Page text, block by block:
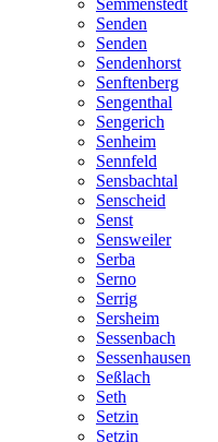
Senden
Senden
Sendenhorst
Senftenberg
Sengenthal
Sengerich
Senheim
Sennfeld
Sensbachtal
Senscheid
Senst
Sensweiler
Serba
Serno
Serrig
Sersheim
Sessenbach
Sessenhausen
Seßlach
Seth
Setzin
Setzin